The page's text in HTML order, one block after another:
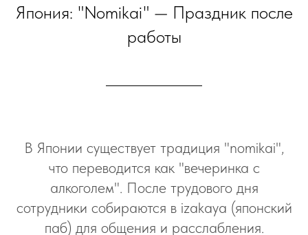
Япония: "Nomikai" — Праздник после
работы
В Японии существует традиция "nomikai",
что переводится как "вечеринка с
алкоголем". После трудового дня
сотрудники собираются в izakaya (японский
паб) для общения и расслабления.